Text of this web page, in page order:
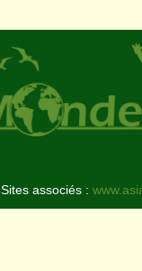
Sites associés :